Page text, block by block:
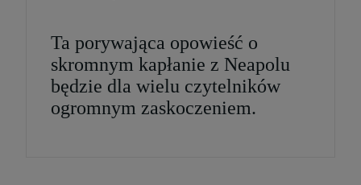
Ta porywająca opowieść o
skromnym kapłanie z Neapolu
będzie dla wielu czytelników
ogromnym zaskoczeniem.